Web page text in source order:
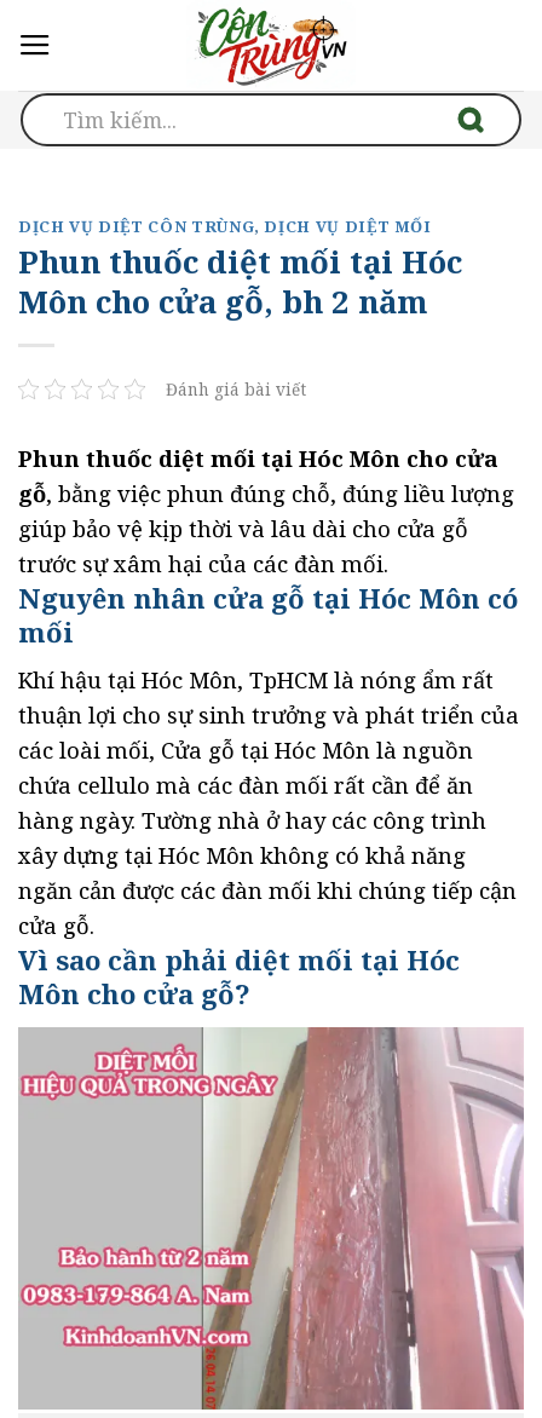
content
DỊCH VỤ DIỆT CÔN TRÙNG,DỊCH VỤ DIỆT MỐI
Phun thuốc diệt mối tại Hóc
Môn cho cửa gỗ, bh 2 năm
Đánh giá bài viết
Phun thuốc diệt mối tại Hóc Môn cho cửa
gỗ, bằng việc phun đúng chỗ, đúng liều lượng
giúp bảo vệ kịp thời và lâu dài cho cửa gỗ
trước sự xâm hại của các đàn mối.
Nguyên nhân cửa gỗ tại Hóc Môn có
mối
Khí hậu tại Hóc Môn, TpHCM là nóng ẩm rất
thuận lợi cho sự sinh trưởng và phát triển của
các loài mối, Cửa gỗ tại Hóc Môn là nguồn
chứa cellulo mà các đàn mối rất cần để ăn
hàng ngày. Tường nhà ở hay các công trình
xây dựng tại Hóc Môn không có khả năng
ngăn cản được các đàn mối khi chúng tiếp cận
cửa gỗ.
Vì sao cần phải diệt mối tại Hóc
Môn cho cửa gỗ?